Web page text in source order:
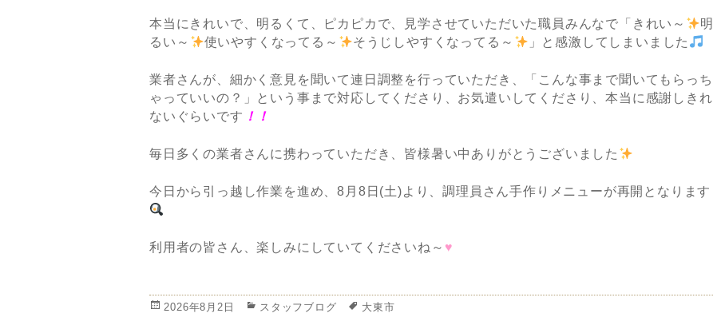
本当にきれいで、明るくて、ピカピカで、見学させていただいた職員みんなで「きれい～
明
るい～
使いやすくなってる～ そうじしやすくなってる～ 」と感激してしまいました
業者さんが、細かく意見を聞いて連日調整を行っていただき、「こんな事まで聞いてもらっち
ゃっていいの？」という事まで対応してくださり、お気遣いしてくださり、本当に感謝しきれ
ないぐらいです ！！
毎日多くの業者さんに携わっていただき、皆様暑い中ありがとうございました
今日から引っ越し作業を進め、8月8日(土)より、調理員さん手作りメニューが再開となります
利用者の皆さん、楽しみにしていてくださいね～ ♥
投
2026年8月2日
カ
スタッフブログ
タ
大東市